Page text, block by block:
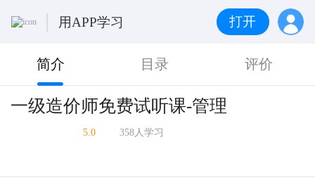
用APP学习 打开
简介 目录 评价
一级造价师免费试听课-管理
5.0 358人学习